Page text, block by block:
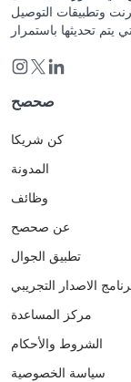
وتطبيقات التوصيل
صحصح
كن شريكا
المدونة
وظائف
عن صحصح
تطبيق الجوال
الاصدار التجريبي
مركز المساعدة
الشروط والأحكام
سياسة الخصوصية